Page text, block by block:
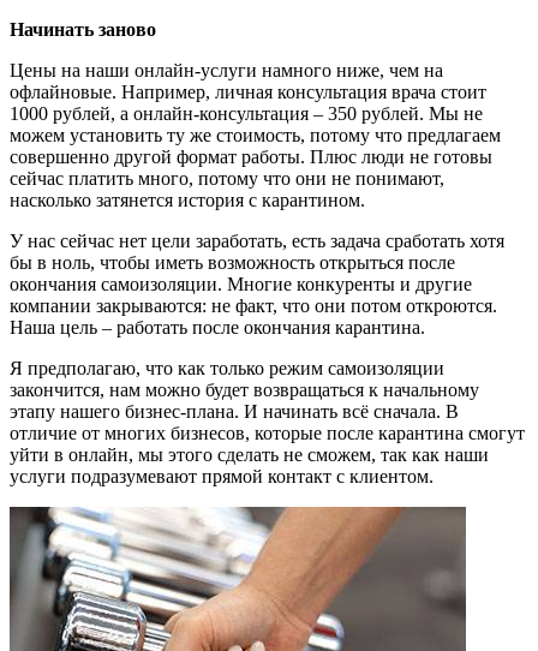
Начинать заново
Цены на наши онлайн-услуги намного ниже, чем на
офлайновые. Например, личная консультация врача стоит
1000 рублей, а онлайн-консультация – 350 рублей. Мы не
можем установить ту же стоимость, потому что предлагаем
совершенно другой формат работы. Плюс люди не готовы
сейчас платить много, потому что они не понимают,
насколько затянется история с карантином.
У нас сейчас нет цели заработать, есть задача сработать хотя
бы в ноль, чтобы иметь возможность открыться после
окончания самоизоляции. Многие конкуренты и другие
компании закрываются: не факт, что они потом откроются.
Наша цель – работать после окончания карантина.
Я предполагаю, что как только режим самоизоляции
закончится, нам можно будет возвращаться к начальному
этапу нашего бизнес-плана. И начинать всё сначала. В
отличие от многих бизнесов, которые после карантина смогут
уйти в онлайн, мы этого сделать не сможем, так как наши
услуги подразумевают прямой контакт с клиентом.